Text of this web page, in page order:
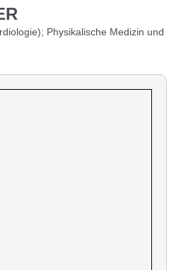
Physikalische Medizin und